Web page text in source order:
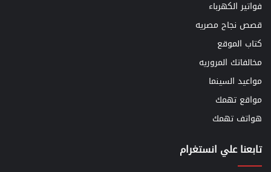
فواتير الكهرباء
قصص نجاح مصريه
كتاب الموقع
مخالفاتك المروريه
مواعيد السينما
مواقع تهمك
هواتف تهمك
تابعنا علي انستغرام